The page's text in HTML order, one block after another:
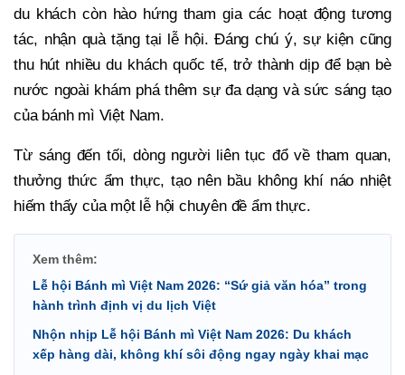
du khách còn hào hứng tham gia các hoạt động tương
tác, nhận quà tặng tại lễ hội. Đáng chú ý, sự kiện cũng
thu hút nhiều du khách quốc tế, trở thành dịp để bạn bè
nước ngoài khám phá thêm sự đa dạng và sức sáng tạo
của bánh mì Việt Nam.
Từ sáng đến tối, dòng người liên tục đổ về tham quan,
thưởng thức ẩm thực, tạo nên bầu không khí náo nhiệt
hiếm thấy của một lễ hội chuyên đề ẩm thực.
Xem thêm:
Lễ hội Bánh mì Việt Nam 2026: “Sứ giả văn hóa” trong
hành trình định vị du lịch Việt
Nhộn nhịp Lễ hội Bánh mì Việt Nam 2026: Du khách
xếp hàng dài, không khí sôi động ngay ngày khai mạc